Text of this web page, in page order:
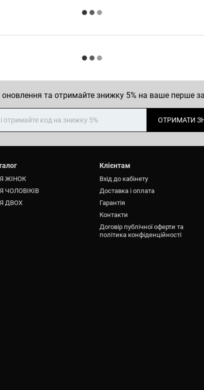
оновлення та отримайте знижку 5% на ваше перше
ОТРИМАТИ
ЖІНОК
ЧОЛОВІКІВ
ДВОХ
Клієнтам
Вхід до кабінету
Доставка і оплата
Гарантія
Контакти
Договір публічної оферти та
політика конфіденційності